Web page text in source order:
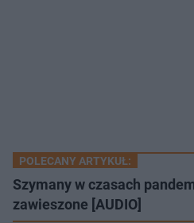
POLECANY ARTYKUŁ:
Szymany w czasach
zawieszone [AUDIO]